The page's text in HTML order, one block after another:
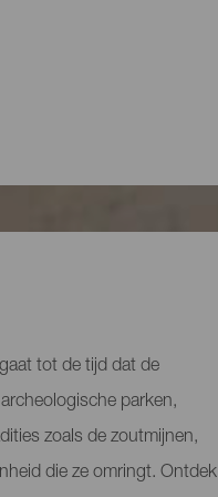
tot de tijd dat de
parken,
zoals de zoutmijnen,
die ze omringt. Ontdek